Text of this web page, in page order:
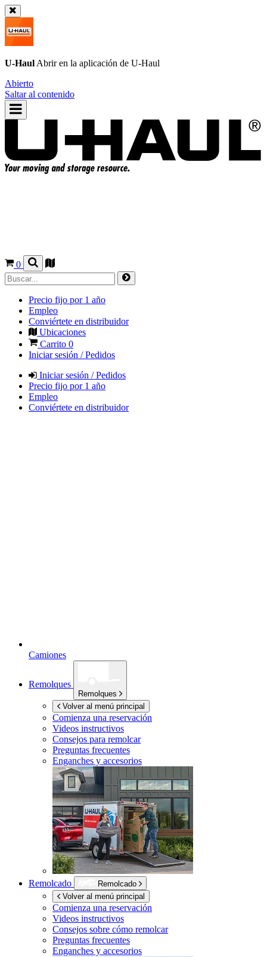
U-Haul Abrir en la aplicación de U-Haul
Abierto
Saltar al contenido
0
Precio fijo por 1 año
Empleo
Conviértete en distribuidor
Ubicaciones
Carrito 0
Iniciar sesión / Pedidos
Iniciar sesión / Pedidos
Precio fijo por 1 año
Empleo
Conviértete en distribuidor
Camiones
Remolques
Remolques
Volver al menú principal
Comienza una reservación
Videos instructivos
Consejos para remolcar
Preguntas frecuentes
Enganches y accesorios
Remolcado
Remolcado
Volver al menú principal
Comienza una reservación
Videos instructivos
Consejos sobre cómo remolcar
Preguntas frecuentes
Enganches y accesorios